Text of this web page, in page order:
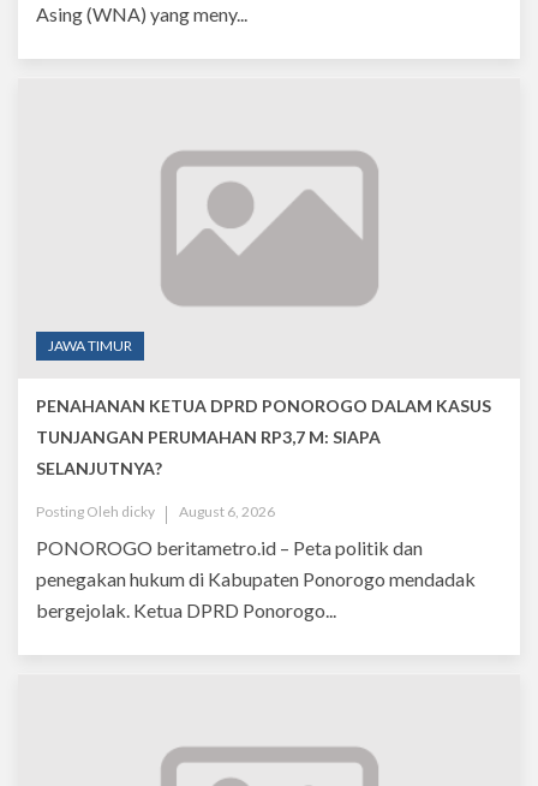
Asing (WNA) yang meny...
JAWA TIMUR
PENAHANAN KETUA DPRD PONOROGO DALAM KASUS
TUNJANGAN PERUMAHAN RP3,7 M: SIAPA
SELANJUTNYA?
Posting Oleh dicky August 6, 2026
PONOROGO beritametro.id – Peta politik dan
penegakan hukum di Kabupaten Ponorogo mendadak
bergejolak. Ketua DPRD Ponorogo...